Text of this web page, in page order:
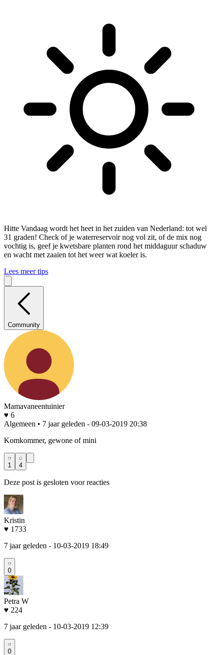
Hitte Vandaag wordt het heet in het zuiden van Nederland: tot wel
31 graden! Check of je waterreservoir nog vol zit, of de mix nog
vochtig is, geef je kwetsbare planten rond het middaguur schaduw
en wacht met zaaien tot het weer wat koeler is.
Lees meer tips
Community
Mamavaneentuinier
♥ 6
Algemeen • 7 jaar geleden - 09-03-2019 20:38
Komkommer, gewone of mini
1 4
Deze post is gesloten voor reacties
Kristin
♥ 1733
7 jaar geleden - 10-03-2019 18:49
0
Petra W
♥ 224
7 jaar geleden - 10-03-2019 12:39
0